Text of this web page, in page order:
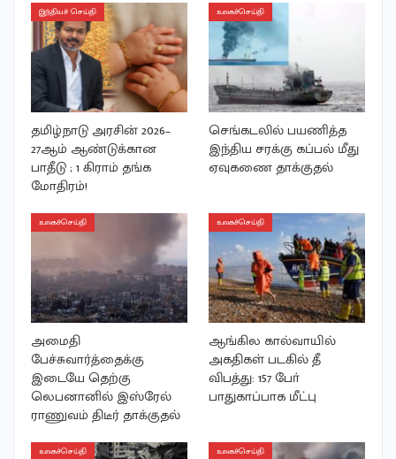
இந்தியச் செய்தி
தமிழ்நாடு அரசின் 2026–
27ஆம் ஆண்டுக்கான
பாதீடு ; 1 கிராம் தங்க
மோதிரம்!
உலகச்செய்தி
செங்கடலில் பயணித்த
இந்திய சரக்கு கப்பல் மீது
ஏவுகணை தாக்குதல்
உலகச்செய்தி
அமைதி
பேச்சுவார்த்தைக்கு
இடையே தெற்கு
லெபனானில் இஸ்ரேல்
ராணுவம் திடீர் தாக்குதல்
உலகச்செய்தி
ஆங்கில கால்வாயில்
அகதிகள் படகில் தீ
விபத்து: 157 போ்
பாதுகாப்பாக மீட்பு
உலகச்செய்தி உலகச்செய்தி